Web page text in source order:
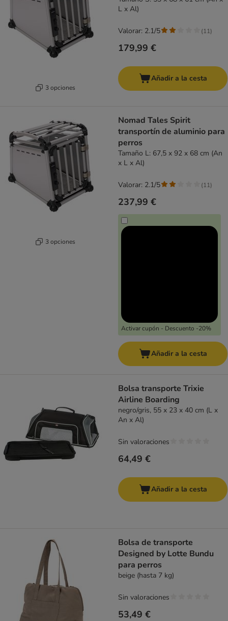
3 opciones
L x Al)
179,99 €
Valorar: 2.1/5 (11)
Añadir a la cesta
3 opciones
Nomad Tales Spirit
transportín de aluminio para
perros
Tamaño L: 67,5 x 92 x 68 cm (An
x L x Al)
237,99 €
Activar cupón - Descuento -20%
Valorar: 2.1/5 (11)
Añadir a la cesta
Bolsa transporte Trixie
Airline Boarding
negro/gris, 55 x 23 x 40 cm (L x
An x Al)
64,49 €
Sin valoraciones
Añadir a la cesta
Bolsa de transporte
Designed by Lotte Bundu
para perros
beige (hasta 7 kg)
53,49 €
Sin valoraciones